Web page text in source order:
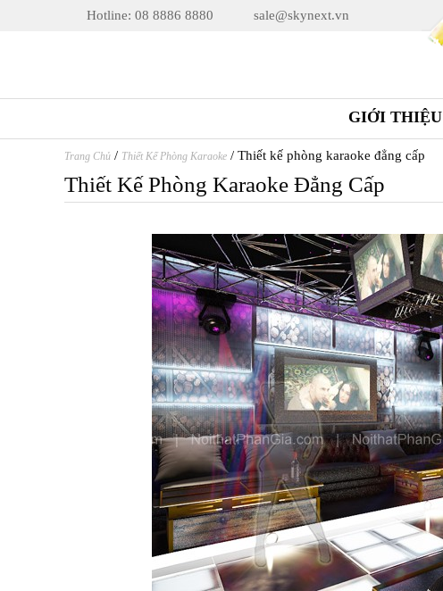
Hotline: 08 8886 8880 sale@skynext.vn
GIỚI THIỆU
Trang Chủ / Thiết Kế Phòng Karaoke / Thiết kế phòng karaoke đẳng cấp
Thiết Kế Phòng Karaoke Đẳng Cấp